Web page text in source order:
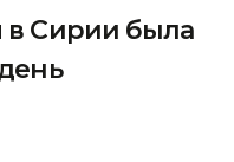
Сирии была